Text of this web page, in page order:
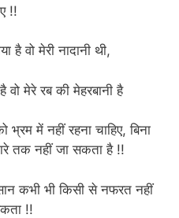
!!
है वो मेरी नादानी थी,
मेरे रब की मेहरबानी है
भ्रम में नहीं रहना चाहिए, बिना
तक नहीं जा सकता है !!
कभी भी किसी से नफरत नहीं
!!